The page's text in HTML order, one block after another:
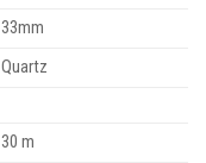
33mm
Quartz
30 m